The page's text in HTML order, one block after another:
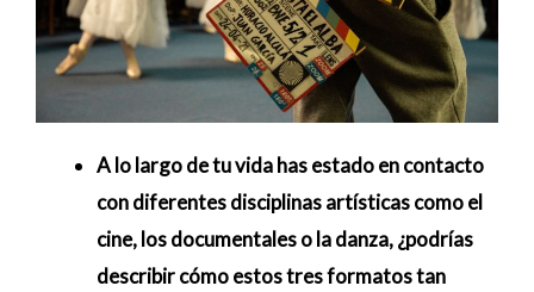
A lo largo de tu vida has estado en contacto
con diferentes disciplinas artísticas como el
cine, los documentales o la danza, ¿podrías
describir cómo estos tres formatos tan